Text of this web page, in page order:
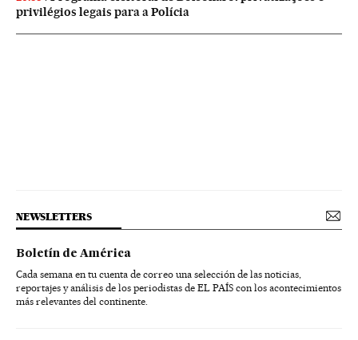
privilégios legais para a Polícia
NEWSLETTERS
Boletín de América
Cada semana en tu cuenta de correo una selección de las noticias,
reportajes y análisis de los periodistas de EL PAÍS con los acontecimientos
más relevantes del continente.